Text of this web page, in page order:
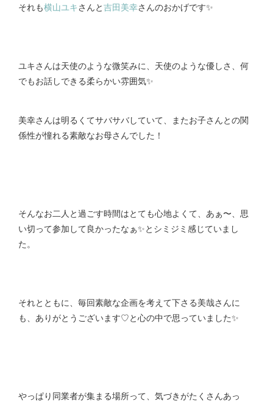
それも横山ユキさんと吉田美幸さんのおかげです✨
ユキさんは天使のような微笑みに、天使のような優しさ、何
でもお話しできる柔らかい雰囲気✨
美幸さんは明るくてサバサバしていて、またお子さんとの関
係性が憧れる素敵なお母さんでした！
そんなお二人と過ごす時間はとても心地よくて、あぁ〜、思
い切って参加して良かったなぁ✨とシミジミ感じていまし
た。
それとともに、毎回素敵な企画を考えて下さる美哉さんに
も、ありがとうございます♡と心の中で思っていました✨
やっぱり同業者が集まる場所って、気づきがたくさんあっ